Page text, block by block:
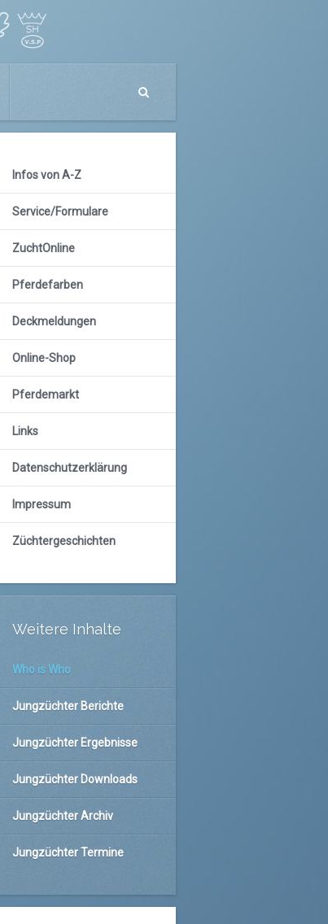
Infos von A-Z
Service/Formulare
ZuchtOnline
Pferdefarben
Deckmeldungen
Online-Shop
Pferdemarkt
Links
Datenschutzerklärung
Impressum
Züchtergeschichten
Weitere Inhalte
Who is Who
Jungzüchter Berichte
Jungzüchter Ergebnisse
Jungzüchter Downloads
Jungzüchter Archiv
Jungzüchter Termine